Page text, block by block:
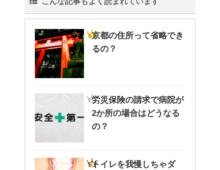
京都の住所って省略でき
るの？
労災保険の請求で病院が
2か所の場合はどうなる
の？
トイレを我慢しちゃダ